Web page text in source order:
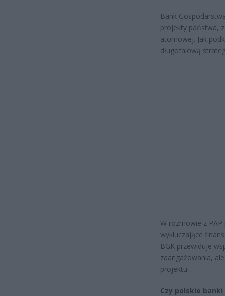
Bank
projekty państwa,
atomowej. Jak
długofalową
W rozmowie z PAP
wykluczające
BGK przewiduje
zaangażowania,
projektu.
Czy polskie